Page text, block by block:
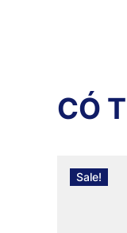
CÓ T
Sale!